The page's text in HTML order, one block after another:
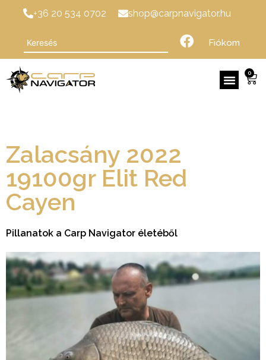
+36 20 534 0702 shop@carpnavigator.hu
Fiókom
0
Zalacsány 2022
19100gr Elit Red
Cayen
Pillanatok a Carp Navigator életéből